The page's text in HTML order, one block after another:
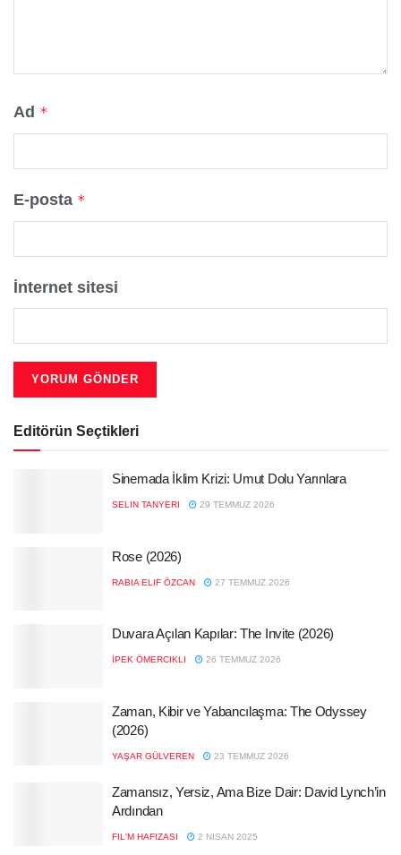
Ad *
E-posta *
İnternet sitesi
Editörün Seçtikleri
Sinemada İklim Krizi: Umut Dolu Yarınlara
SELIN TANYERI 29 TEMMUZ 2026
Rose (2026)
RABIA ELIF ÖZCAN 27 TEMMUZ 2026
Duvara Açılan Kapılar: The Invite (2026)
İPEK ÖMERCIKLI 26 TEMMUZ 2026
Zaman, Kibir ve Yabancılaşma: The Odyssey
(2026)
YAŞAR GÜLVEREN 23 TEMMUZ 2026
Zamansız, Yersiz, Ama Bize Dair: David Lynch’in
Ardından
FIL'M HAFIZASI 2 NISAN 2025